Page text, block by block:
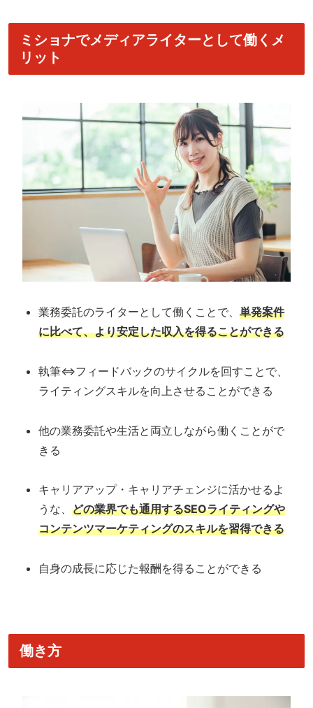
ミショナでメディアライターとして働くメ
リット
業務委託のライターとして働くことで、単発案件
に比べて、より安定した収入を得ることができる
執筆⇔フィードバックのサイクルを回すことで、
ライティングスキルを向上させることができる
他の業務委託や生活と両立しながら働くことがで
きる
キャリアアップ・キャリアチェンジに活かせるよ
うな、どの業界でも通用するSEOライティングや
コンテンツマーケティングのスキルを習得できる
自身の成長に応じた報酬を得ることができる
働き方